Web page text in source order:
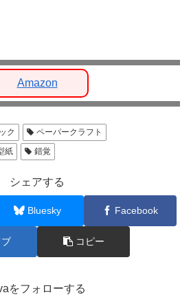
Amazon
ク
ペーパークラフト
紙 錯覚
シェアする
Bluesky Facebook
コピー
をフォローする